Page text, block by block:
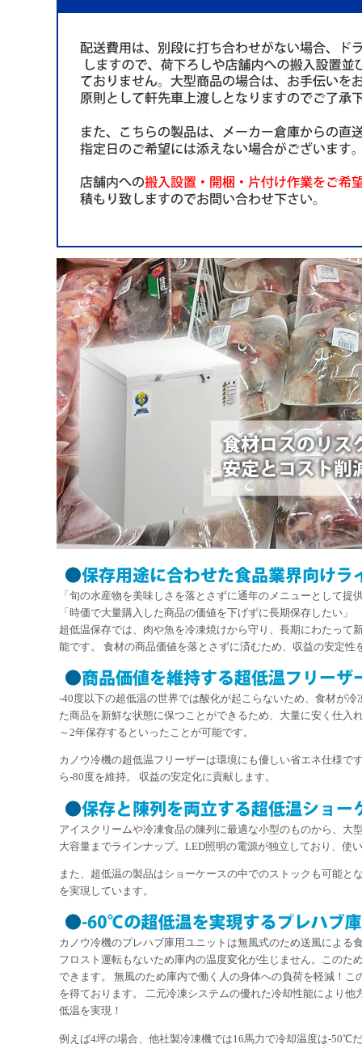
「旬の水産物を美味しさを落とさずに通年のメニューとして提
「時価で大量購入した商品の価値を下げずに長期保存したい」
超低温保存では、肉や魚を冷凍焼けから守り、長期にわたって
能です。 食材の商品価値を落とさずに済むため、収益の安定性
-40度以下の超低温の世界では酸化が起こらないため、食材が
た商品を新鮮な状態に保つことができるため、大量に安く仕入
～2年保存するといったことが可能です。
カノウ冷機の超低温フリーザーは環境にも優しい省エネ仕様で
ら-80度を維持。 収益の安定化に貢献します。
アイスクリームや冷凍食品の陳列に最適な小型のものから、大
大容量までラインナップ。LED照明の電源が独立しており、使
また、超低温の製品はショーケースの中でのストックも可能と
を実現しています。
カノウ冷機のプレハブ庫用ユニットは無風式のため送風による
フロスト運転もないため庫内の温度変化が生じません。このた
できます。 無風のため庫内で働く人の身体への負荷を軽減！こ
を得ております。 二元冷凍システムの優れた冷却性能により他
低温を実現！
例えば4坪の場合、他社製冷凍機では16馬力で冷却温度は-50℃